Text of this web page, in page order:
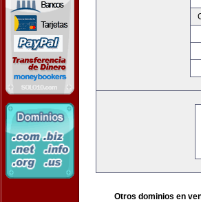
Otros dominios en